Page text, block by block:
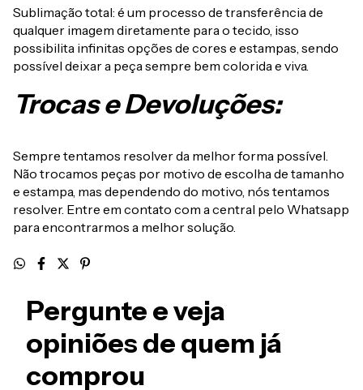
Sublimação total: é um processo de transferência de
qualquer imagem diretamente para o tecido, isso
possibilita infinitas opções de cores e estampas, sendo
possível deixar a peça sempre bem colorida e viva.
Trocas e Devoluções:
Sempre tentamos resolver da melhor forma possível.
Não trocamos peças por motivo de escolha de tamanho
e estampa, mas dependendo do motivo, nós tentamos
resolver. Entre em contato com a central pelo Whatsapp
para encontrarmos a melhor solução.
Pergunte e veja
opiniões de quem já
comprou